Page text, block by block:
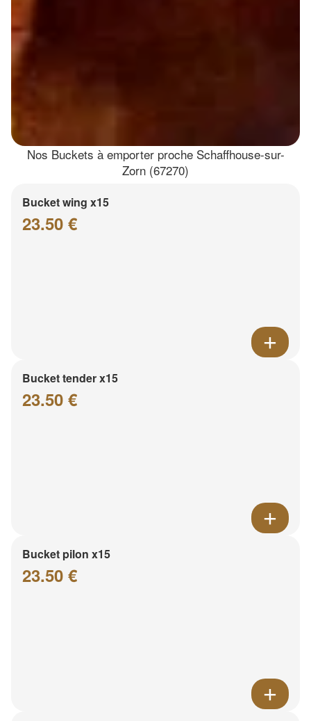
Nos Buckets à emporter proche Schaffhouse-sur-
Zorn (67270)
Bucket wing x15
23.50 €
Bucket tender x15
23.50 €
Bucket pilon x15
23.50 €